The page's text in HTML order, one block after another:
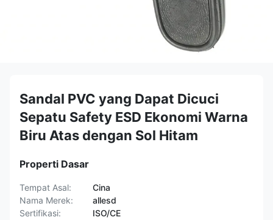
Sandal PVC yang Dapat Dicuci
Sepatu Safety ESD Ekonomi Warna
Biru Atas dengan Sol Hitam
Properti Dasar
Tempat Asal:
Cina
Nama Merek:
allesd
Sertifikasi:
ISO/CE